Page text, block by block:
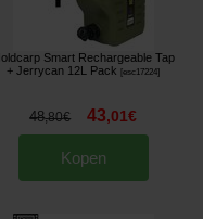
Smart Rechargeable Tap
+ Jerrycan 12L Pack
[esc17224]
48,80€ 43,01€
Kopen